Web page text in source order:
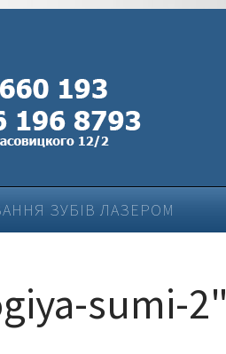
ЗУБІВ ЛАЗЕРОМ
sumi-2"